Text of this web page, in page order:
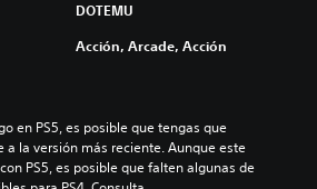
DOTEMU
Acción, Arcade, Acción
en PS5, es posible que tengas que
a la versión más reciente. Aunque este
PS5, es posible que falten algunas de